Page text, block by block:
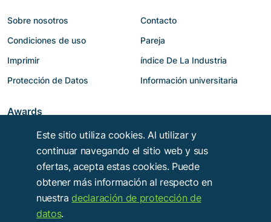
Sobre nosotros
Condiciones de uso
Imprimir
Protección de Datos
Contacto
Pareja
índice De La Industria
Información universitaria
Awards
Este sitio utiliza cookies. Al utilizar y
continuar navegando el sitio web y sus
ofertas, acepta estas cookies. Puede
obtener más información al respecto en
nuestradeclaración de protección de
datos.